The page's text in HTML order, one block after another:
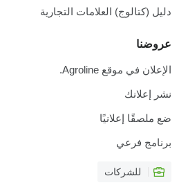
دليل (كتالوج) العلامات التجارية
عروضنا
الإعلان في موقع Agroline.
نشر إعلانك
ضع ملصقًا إعلانيًا
برنامج فرعي
للشركات